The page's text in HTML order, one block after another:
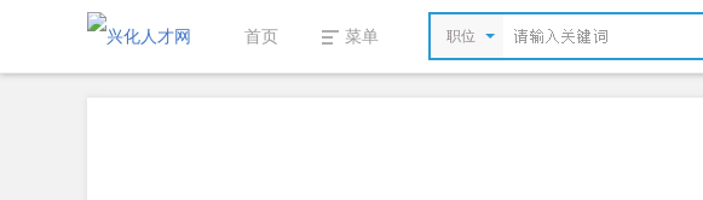
首页 菜单 职位